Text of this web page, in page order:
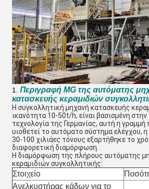
1. Περιγραφή MG της αυτόματης
κατασκευής κεραμιδιών
Η συγκολλητική μηχανή κατασκευής
ικανότητα 10-50t/h, είναι βασισμένη
τεχνολογία της Γερμανίας, αυτή η
υιοθετεί το αυτόματο σύστημα ελέγχου,
30-100 χιλιάες τόνους εξαρτήθηκε το
διαφορετική διαμόρφωση.
Η διαμόρφωση της πλήρους αυτόματης
κεραμιδιών συγκολλητικής:
Στοιχείο
Ανελκυστήρας κάδων για το